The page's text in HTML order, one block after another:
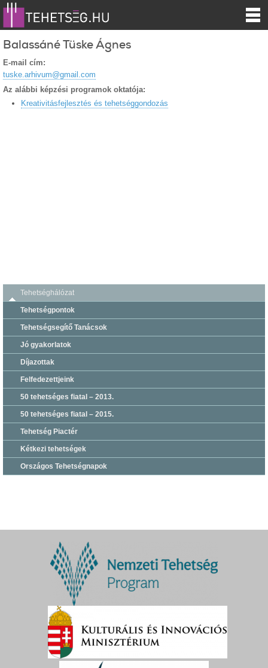
Balassáné Tüske Ágnes
E-mail cím:
tuske.arhivum@gmail.com
Az alábbi képzési programok oktatója:
Kreativitásfejlesztés és tehetséggondozás
Tehetséghálózat
Tehetségpontok
Tehetségsegítő Tanácsok
Jó gyakorlatok
Díjazottak
Felfedezettjeink
50 tehetséges fiatal – 2013.
50 tehetséges fiatal – 2015.
Tehetség Piactér
Kétkezi tehetségek
Országos Tehetségnapok